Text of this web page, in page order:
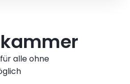
alle ohne